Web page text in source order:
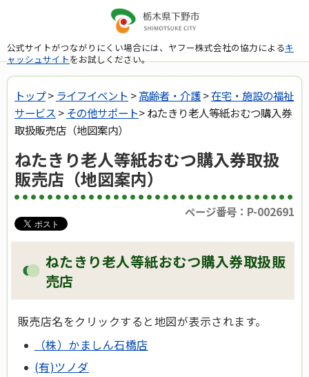
公式サイトがつながりにくい場合には、ヤフー株式会社の協力によるキ
ャッシュサイトをお試しください。
トップ> ライフイベント >高齢者・介護>在宅・施設の福祉
サービス > その他サポート> ねたきり老人等紙おむつ購入券
取扱販売店（地図案内）
ねたきり老人等紙おむつ購入券取扱
販売店（地図案内）
ページ番号：P-002691
ねたきり老人等紙おむつ購入券取扱販
売店
販売店名をクリックすると地図が表示されます。
（株）かましん石橋店
(有)ツノダ